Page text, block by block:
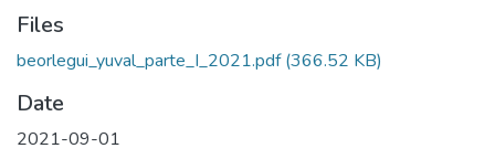
Policies
Files
beorlegui_yuval_parte_I_2021.pdf(366.52 KB)
Date
2021-09-01